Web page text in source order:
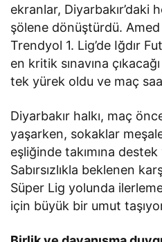
ekranlar, Diyarbakır’daki
şölene dönüştürdü.
Trendyol 1. Lig’de Iğdır
en kritik sınavına
tek yürek oldu ve maç
Diyarbakır halkı, maç
yaşarken, sokaklar
eşliğinde takımına
Sabırsızlıkla beklenen
Süper Lig yolunda
için büyük bir umut